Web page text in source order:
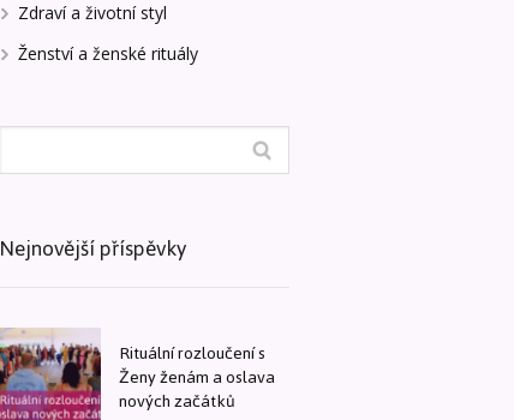
Zdraví a životní styl
Ženství a ženské rituály
Nejnovější příspěvky
Rituální rozloučení s
Ženy ženám a oslava
nových začátků